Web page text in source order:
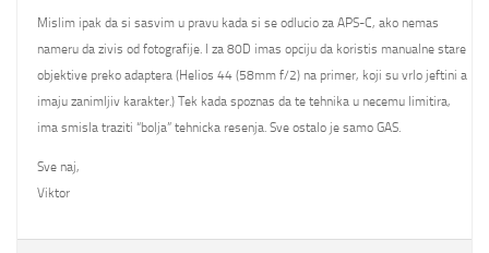
Mislim ipak da si sasvim u pravu kada si se odlucio za APS-C, ako nemas
nameru da zivis od fotografije. I za 80D imas opciju da koristis manualne stare
objektive preko adaptera (Helios 44 (58mm f/2) na primer, koji su vrlo jeftini a
imaju zanimljiv karakter.) Tek kada spoznas da te tehnika u necemu limitira,
ima smisla traziti “bolja” tehnicka resenja. Sve ostalo je samo GAS.
Sve naj,
Viktor